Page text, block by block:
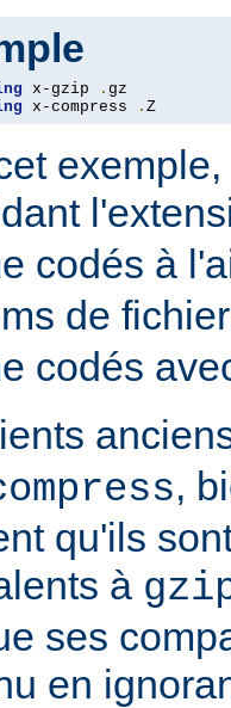
x-gzip .
x-compress . Z
codés à
de
codés
,
qu'ils
à
ses
en